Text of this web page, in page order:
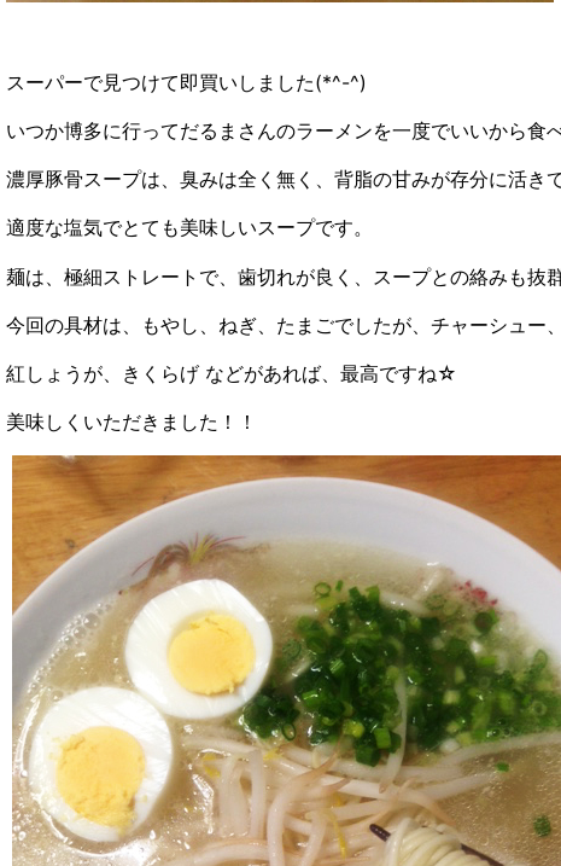
スーパーで見つけて即買いしました(*^-^)
いつか博多に行ってだるまさんのラーメンを一度でいいから食
濃厚豚骨スープは、臭みは全く無く、背脂の甘みが存分に活きて
適度な塩気でとても美味しいスープです。
麺は、極細ストレートで、歯切れが良く、スープとの絡みも抜群
今回の具材は、もやし、ねぎ、たまごでしたが、チャーシュー、
紅しょうが、きくらげ などがあれば、最高ですね☆
美味しくいただきました！！